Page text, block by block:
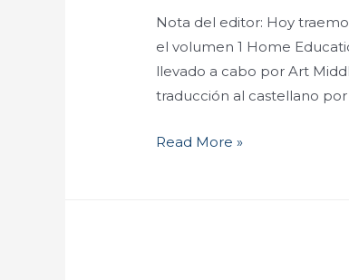
Nota del editor: Hoy
el volumen 1 Home
llevado a cabo por Art
traducción al castellano
Read More »